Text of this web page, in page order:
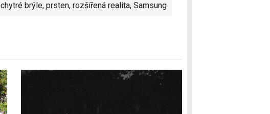
chytré brýle, prsten, rozšířená realita, Samsung